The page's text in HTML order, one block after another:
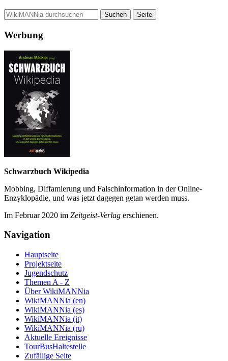
Werbung
Schwarzbuch Wikipedia
Mobbing, Diffamierung und Falsch­information in der Online-
Enzyklo­pädie, und was jetzt da­gegen getan werden muss.
Im Februar 2020 im Zeit­geist-Verlag erschienen.
Navigation
Hauptseite
Projektseite
Jugendschutz
Themen A - Z
Über WikiMANNia
WikiMANNia (en)
WikiMANNia (es)
WikiMANNia (it)
WikiMANNia (ru)
Aktuelle Ereignisse
TourBusHaltestelle
Zufällige Seite